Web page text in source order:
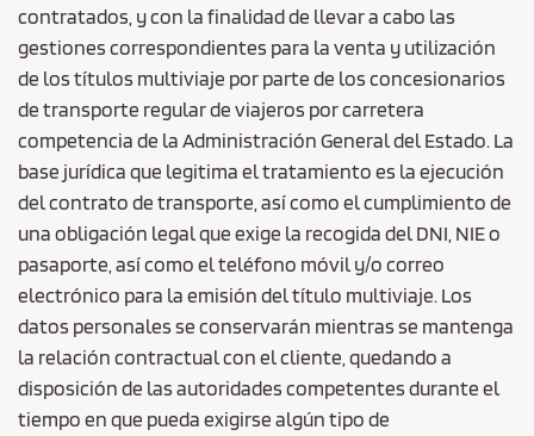
contratados, y con la finalidad de llevar a cabo las
gestiones correspondientes para la venta y utilización
de los títulos multiviaje por parte de los concesionarios
de transporte regular de viajeros por carretera
competencia de la Administración General del Estado. La
base jurídica que legitima el tratamiento es la ejecución
del contrato de transporte, así como el cumplimiento de
una obligación legal que exige la recogida del DNI, NIE o
pasaporte, así como el teléfono móvil y/o correo
electrónico para la emisión del título multiviaje. Los
datos personales se conservarán mientras se mantenga
la relación contractual con el cliente, quedando a
disposición de las autoridades competentes durante el
tiempo en que pueda exigirse algún tipo de